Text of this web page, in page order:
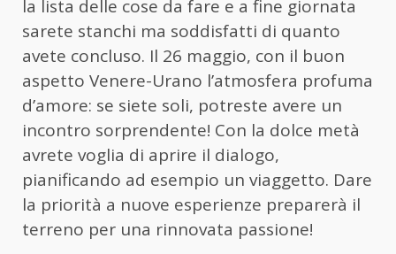
la lista delle cose da fare e a fine giornata
sarete stanchi ma soddisfatti di quanto
avete concluso. Il 26 maggio, con il buon
aspetto Venere-Urano l’atmosfera profuma
d’amore: se siete soli, potreste avere un
incontro sorprendente! Con la dolce metà
avrete voglia di aprire il dialogo,
pianificando ad esempio un viaggetto. Dare
la priorità a nuove esperienze preparerà il
terreno per una rinnovata passione!